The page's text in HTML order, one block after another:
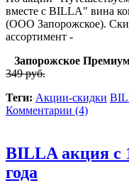
вместе с BILLA" вина
(ООО Запорожское).
ассортимент -
Запорожское
349 руб.
Теги: Акции-скидки
Комментарии (4)
BILLA акция с
года